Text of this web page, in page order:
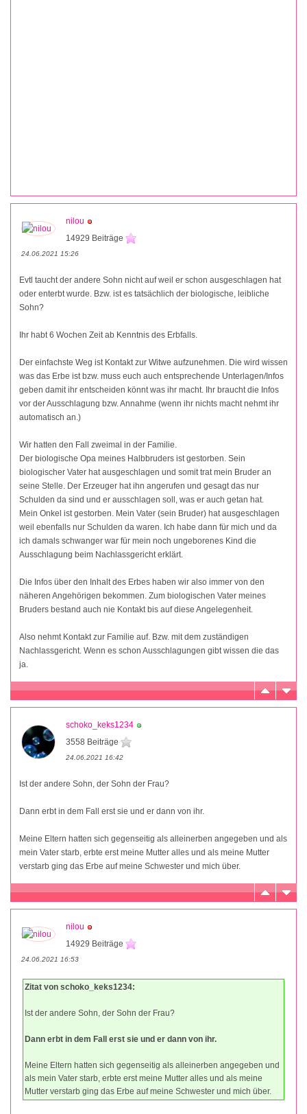
nilou
14929 Beiträge
24.06.2021 15:26
Evtl taucht der andere Sohn nicht auf weil er schon ausgeschlagen hat
oder enterbt wurde. Bzw. ist es tatsächlich der biologische, leibliche
Sohn?
Ihr habt 6 Wochen Zeit ab Kenntnis des Erbfalls.
Der einfachste Weg ist Kontakt zur Witwe aufzunehmen. Die wird wissen
was das Erbe ist bzw. muss euch auch entsprechende Unterlagen/Infos
geben damit ihr entscheiden könnt was ihr macht. Ihr braucht die Infos
vor der Ausschlagung bzw. Annahme (wenn ihr nichts macht nehmt ihr
automatisch an.)
Wir hatten den Fall zweimal in der Familie.
Der biologische Opa meines Halbbruders ist gestorben. Sein
biologischer Vater hat ausgeschlagen und somit trat mein Bruder an
seine Stelle. Der Erzeuger hat ihn angerufen und gesagt das nur
Schulden da sind und er ausschlagen soll, was er auch getan hat.
Mein Onkel ist gestorben. Mein Vater (sein Bruder) hat ausgeschlagen
weil ebenfalls nur Schulden da waren. Ich habe dann für mich und da
ich damals schwanger war für mein noch ungeborenes Kind die
Ausschlagung beim Nachlassgericht erklärt.
Die Infos über den Inhalt des Erbes haben wir also immer von den
näheren Angehörigen bekommen. Zum biologischen Vater meines
Bruders bestand auch nie Kontakt bis auf diese Angelegenheit.
Also nehmt Kontakt zur Familie auf. Bzw. mit dem zuständigen
Nachlassgericht. Wenn es schon Ausschlagungen gibt wissen die das
ja.
schoko_keks1234
3558 Beiträge
24.06.2021 16:42
Ist der andere Sohn, der Sohn der Frau?
Dann erbt in dem Fall erst sie und er dann von ihr.
Meine Eltern hatten sich gegenseitig als alleinerben angegeben und als
mein Vater starb, erbte erst meine Mutter alles und als meine Mutter
verstarb ging das Erbe auf meine Schwester und mich über.
nilou
14929 Beiträge
24.06.2021 16:53
Zitat von schoko_keks1234:
Ist der andere Sohn, der Sohn der Frau?
Dann erbt in dem Fall erst sie und er dann von ihr.
Meine Eltern hatten sich gegenseitig als alleinerben angegeben und
als mein Vater starb, erbte erst meine Mutter alles und als meine
Mutter verstarb ging das Erbe auf meine Schwester und mich über.